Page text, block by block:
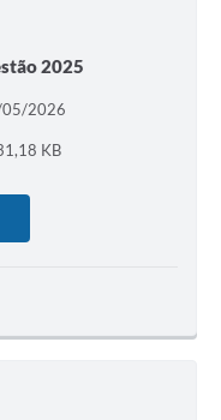
2025
2026
KB